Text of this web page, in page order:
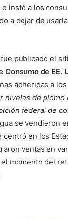
e instó a los
a dejar de
publicado el
Consumo de EE.
adheridas a
niveles de plomo
federal de
se vendieron
centró en los
ventas en
el momento del